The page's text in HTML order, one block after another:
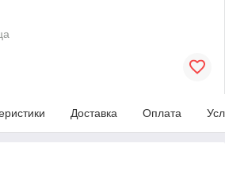
Доставка Оплата